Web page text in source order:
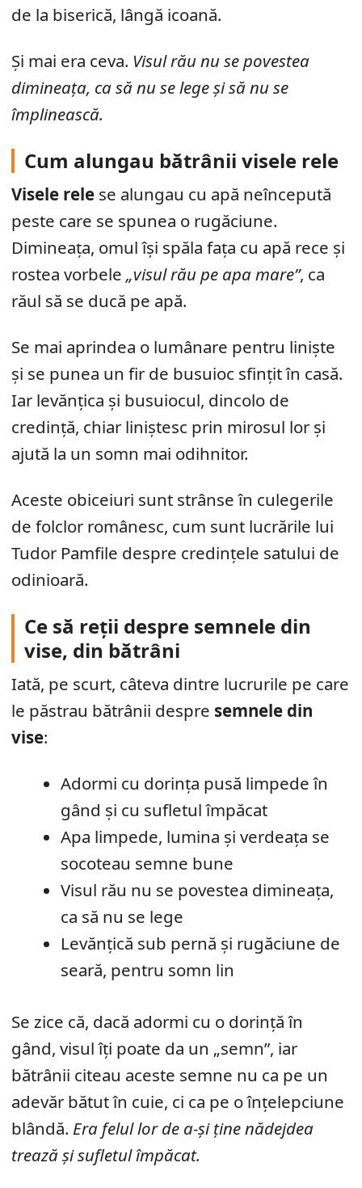
de la biserică, lângă icoană.
Și mai era ceva. Visul rău nu se povestea
dimineața, ca să nu se lege și să nu se
împlinească.
Cum alungau bătrânii visele rele
Visele rele se alungau cu apă neîncepută
peste care se spunea o rugăciune.
Dimineața, omul își spăla fața cu apă rece și
rostea vorbele „visul rău pe apa mare”, ca
răul să se ducă pe apă.
Se mai aprindea o lumânare pentru liniște
și se punea un fir de busuioc sfințit în casă.
Iar levănțica și busuiocul, dincolo de
credință, chiar liniștesc prin mirosul lor și
ajută la un somn mai odihnitor.
Aceste obiceiuri sunt strânse în culegerile
de folclor românesc, cum sunt lucrările lui
Tudor Pamfile despre credințele satului de
odinioară.
Ce să reții despre semnele din
vise, din bătrâni
Iată, pe scurt, câteva dintre lucrurile pe care
le păstrau bătrânii despre semnele din
vise:
Adormi cu dorința pusă limpede în
gând și cu sufletul împăcat
Apa limpede, lumina și verdeața se
socoteau semne bune
Visul rău nu se povestea dimineața,
ca să nu se lege
Levănțică sub pernă și rugăciune de
seară, pentru somn lin
Se zice că, dacă adormi cu o dorință în
gând, visul îți poate da un „semn”, iar
bătrânii citeau aceste semne nu ca pe un
adevăr bătut în cuie, ci ca pe o înțelepciune
blândă. Era felul lor de a-și ține nădejdea
trează și sufletul împăcat.